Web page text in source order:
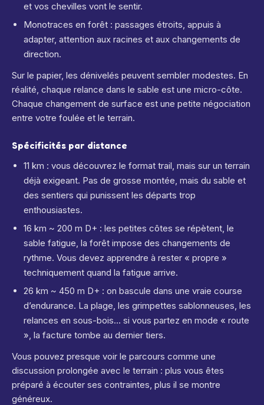
et vos chevilles vont le sentir.
Monotraces en forêt : passages étroits, appuis à
adapter, attention aux racines et aux changements de
direction.
Sur le papier, les dénivelés peuvent sembler modestes. En
réalité, chaque relance dans le sable est une micro-côte.
Chaque changement de surface est une petite négociation
entre votre foulée et le terrain.
Spécificités par distance
11 km : vous découvrez le format trail, mais sur un terrain
déjà exigeant. Pas de grosse montée, mais du sable et
des sentiers qui punissent les départs trop
enthousiastes.
16 km ~ 200 m D+ : les petites côtes se répètent, le
sable fatigue, la forêt impose des changements de
rythme. Vous devez apprendre à rester « propre »
techniquement quand la fatigue arrive.
26 km ~ 450 m D+ : on bascule dans une vraie course
d’endurance. La plage, les grimpettes sablonneuses, les
relances en sous-bois… si vous partez en mode « route
», la facture tombe au dernier tiers.
Vous pouvez presque voir le parcours comme une
discussion prolongée avec le terrain : plus vous êtes
préparé à écouter ses contraintes, plus il se montre
généreux.